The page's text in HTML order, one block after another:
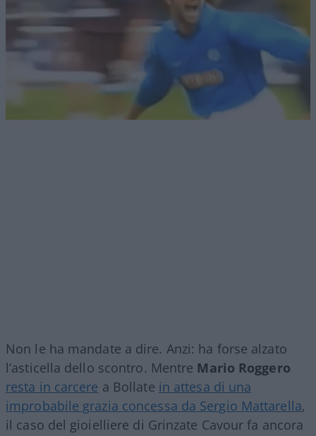
Non le ha mandate a dire. Anzi: ha forse alzato
l’asticella dello scontro. Mentre Mario Roggero
resta in carcere a Bollate in attesa di una
improbabile grazia concessa da Sergio Mattarella,
il caso del gioielliere di Grinzate Cavour fa ancora